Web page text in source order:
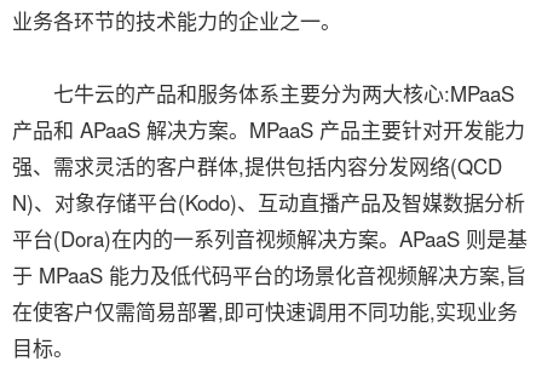
业务各环节的技术能力的企业之一。
七牛云的产品和服务体系主要分为两大核心:MPaaS
产品和 APaaS 解决方案。MPaaS 产品主要针对开发能力
强、需求灵活的客户群体,提供包括内容分发网络(QCD
N)、对象存储平台(Kodo)、互动直播产品及智媒数据分析
平台(Dora)在内的一系列音视频解决方案。APaaS 则是基
于 MPaaS 能力及低代码平台的场景化音视频解决方案,旨
在使客户仅需简易部署,即可快速调用不同功能,实现业务
目标。